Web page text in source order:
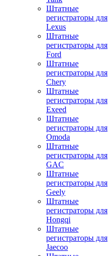
Штатные
регистраторы для
Lexus
Штатные
регистраторы для
Ford
Штатные
регистраторы для
Chery
Штатные
регистраторы для
Exeed
Штатные
регистраторы для
Omoda
Штатные
регистраторы для
GAC
Штатные
регистраторы для
Geely
Штатные
регистраторы для
Hongqi
Штатные
регистраторы для
Jaecoo